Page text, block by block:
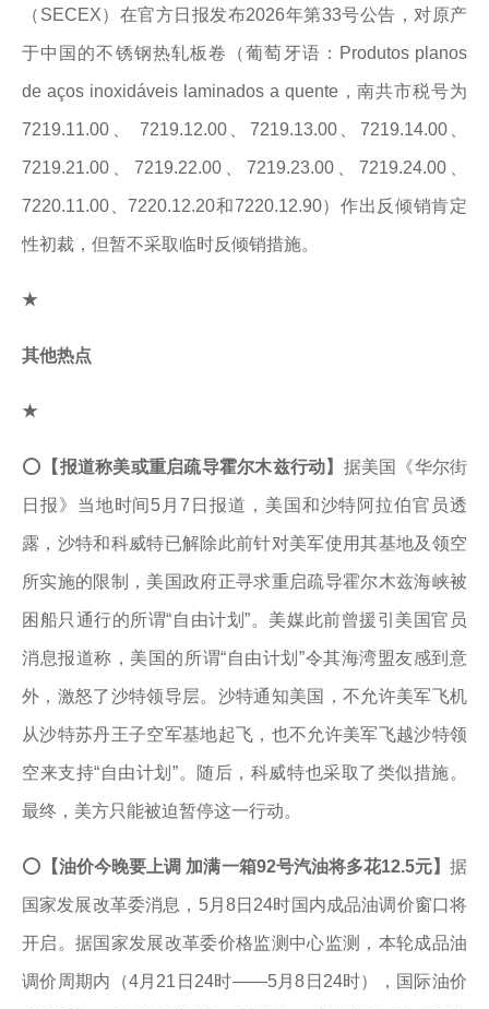
（SECEX）在官方日报发布2026年第33号公告，对原产
于中国的不锈钢热轧板卷（葡萄牙语：Produtos planos
de aços inoxidáveis laminados a quente，南共市税号为
7219.11.00、 7219.12.00、7219.13.00、7219.14.00、
7219.21.00、7219.22.00、7219.23.00、7219.24.00、
7220.11.00、7220.12.20和7220.12.90）作出反倾销肯定
性初裁，但暂不采取临时反倾销措施。
★
其他热点
★
⭕ 【报道称美或重启疏导霍尔木兹行动】 据美国《华尔街
日报》当地时间5月7日报道，美国和沙特阿拉伯官员透
露，沙特和科威特已解除此前针对美军使用其基地及领空
所实施的限制，美国政府正寻求重启疏导霍尔木兹海峡被
困船只通行的所谓“自由计划”。美媒此前曾援引美国官员
消息报道称，美国的所谓“自由计划”令其海湾盟友感到意
外，激怒了沙特领导层。沙特通知美国，不允许美军飞机
从沙特苏丹王子空军基地起飞，也不允许美军飞越沙特领
空来支持“自由计划”。随后，科威特也采取了类似措施。
最终，美方只能被迫暂停这一行动。
⭕ 【油价今晚要上调 加满一箱92号汽油将多花12.5元】据
国家发展改革委消息，5月8日24时国内成品油调价窗口将
开启。据国家发展改革委价格监测中心监测，本轮成品油
调价周期内（4月21日24时——5月8日24时），国际油价